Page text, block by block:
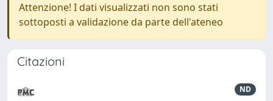
Attenzione! I dati visualizzati non sono stati
sottoposti a validazione da parte dell'ateneo
Citazioni
ND